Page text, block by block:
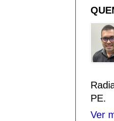
PE.
Ver